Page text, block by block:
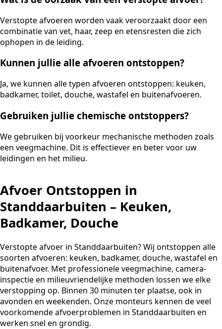
Verstopte afvoeren worden vaak veroorzaakt door een
combinatie van vet, haar, zeep en etensresten die zich
ophopen in de leiding.
Kunnen jullie alle afvoeren ontstoppen?
Ja, we kunnen alle typen afvoeren ontstoppen: keuken,
badkamer, toilet, douche, wastafel en buitenafvoeren.
Gebruiken jullie chemische ontstoppers?
We gebruiken bij voorkeur mechanische methoden zoals
een veegmachine. Dit is effectiever en beter voor uw
leidingen en het milieu.
Afvoer Ontstoppen in
Standdaarbuiten – Keuken,
Badkamer, Douche
Verstopte afvoer in Standdaarbuiten? Wij ontstoppen alle
soorten afvoeren: keuken, badkamer, douche, wastafel en
buitenafvoer. Met professionele veegmachine, camera-
inspectie en milieuvriendelijke methoden lossen we elke
verstopping op. Binnen 30 minuten ter plaatse, ook in
avonden en weekenden. Onze monteurs kennen de veel
voorkomende afvoerproblemen in Standdaarbuiten en
werken snel en grondig.